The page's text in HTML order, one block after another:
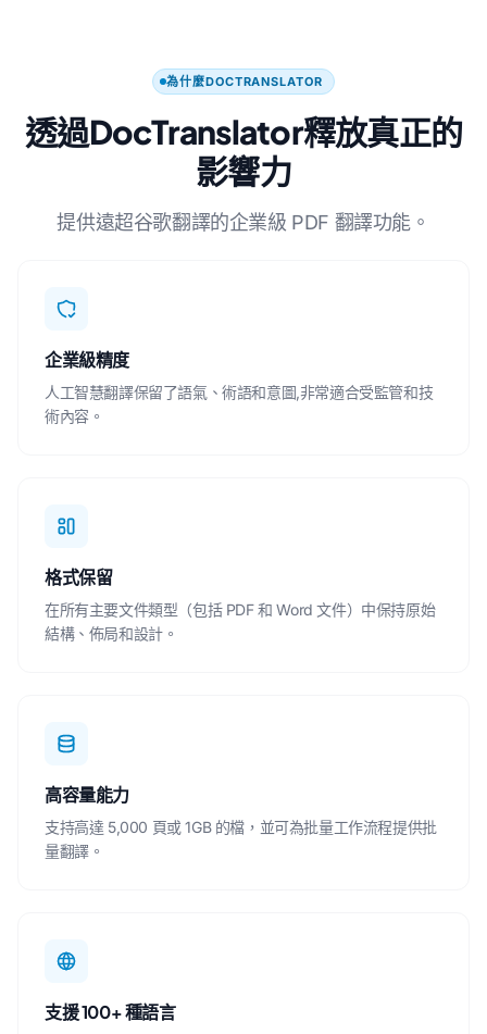
為什麼DOCTRANSLATOR
透過DocTranslator釋放真正的
影響力
提供遠超谷歌翻譯的企業級 PDF 翻譯功能。
企業級精度
人工智慧翻譯保留了語氣、術語和意圖,非常適合受監管和技
術內容。
格式保留
在所有主要文件類型（包括 PDF 和 Word 文件）中保持原始
結構、佈局和設計。
高容量能力
支持高達 5,000 頁或 1GB 的檔，並可為批量工作流程提供批
量翻譯。
支援 100+ 種語言